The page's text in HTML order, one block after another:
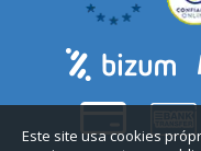
Este site usa cookies